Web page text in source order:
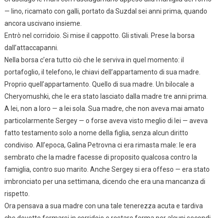
— lino, ricamato con galli, portato da Suzdal sei anni prima, quando
ancora uscivano insieme.
Entrò nel corridoio. Si mise il cappotto. Gli stivali. Prese la borsa
dall’attaccapanni.
Nella borsa c’era tutto ciò che le serviva in quel momento: il
portafoglio, il telefono, le chiavi dell’appartamento di sua madre.
Proprio quell’appartamento. Quello di sua madre. Un bilocale a
Cheryomushki, che le era stato lasciato dalla madre tre anni prima.
A lei, non a loro — a lei sola. Sua madre, che non aveva mai amato
particolarmente Sergey — o forse aveva visto meglio di lei — aveva
fatto testamento solo a nome della figlia, senza alcun diritto
condiviso. All’epoca, Galina Petrovna ci era rimasta male: le era
sembrato che la madre facesse di proposito qualcosa contro la
famiglia, contro suo marito. Anche Sergey si era offeso — era stato
imbronciato per una settimana, dicendo che era una mancanza di
rispetto.
Ora pensava a sua madre con una tale tenerezza acuta e tardiva